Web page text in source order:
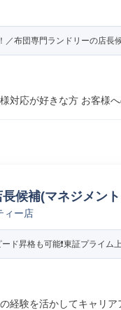
／布団専門ランドリーの店
対応が好きな方 お客様へ
候補(マネジメン
ィー店
ド昇格も可能❗️東証プライム
経験を活かしてキャリア